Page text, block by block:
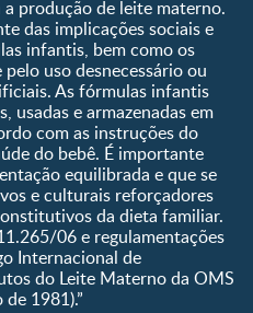
produção de leite materno.
das implicações sociais e
infantis, bem como os
uso desnecessário ou
As fórmulas infantis
usadas e armazenadas em
com as instruções do
do bebê. É importante
equilibrada e que se
e culturais reforçadores
da dieta familiar.
06 e regulamentações
Internacional de
do Leite Materno da OMS
1981).”